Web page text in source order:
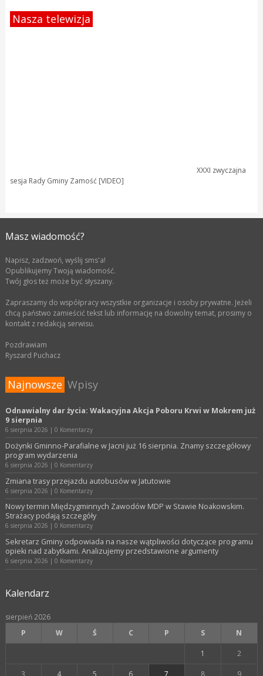
Nasza telewizja
XXXI zwyczajna
sesja Rady Gminy Zamość [VIDEO]
Masz wiadomość?
Napisz, zadzwoń, wyślij sms'a!
Opublikujemy Twoją wiadomość.
Twój głos też może być słyszany.
Zapraszamy do współpracy wszystkie organizacje i osoby prywatne. Jeżeli
chcą państwo zamieścić tekst lub informację na dowolny temat, prosimy o
kontakt z redakcją serwisu.
Pozdrawiam
Ryszard Puchacz
Najnowsze Wpisy
Odnawialny dar życia: Wakacyjna Akcja Poboru Krwi w Mokrem już
9 sierpnia
6 sierpnia 2026 | 0 Komentarzy
Dożynki Gminno-Parafialne w Jacni już 16 sierpnia. Znamy szczegółowy
program wydarzenia
6 sierpnia 2026 | 0 Komentarzy
Zmiana trasy przejazdu autobusów w Jatutowie
6 sierpnia 2026 | 0 Komentarzy
Nowy termin Międzygminnych Zawodów MDP w Stawie Noakowskim.
Strażacy podają szczegóły
6 sierpnia 2026 | 0 Komentarzy
Sekretarz Gminy odpowiada na nasze wątpliwości dotyczące programu
opieki nad zabytkami. Analizujemy przedstawione argumenty
6 sierpnia 2026 | 0 Komentarzy
Kalendarz
sierpień 2026
P
W Ś C P S N
1 2
3 4 5 6 7 8 9